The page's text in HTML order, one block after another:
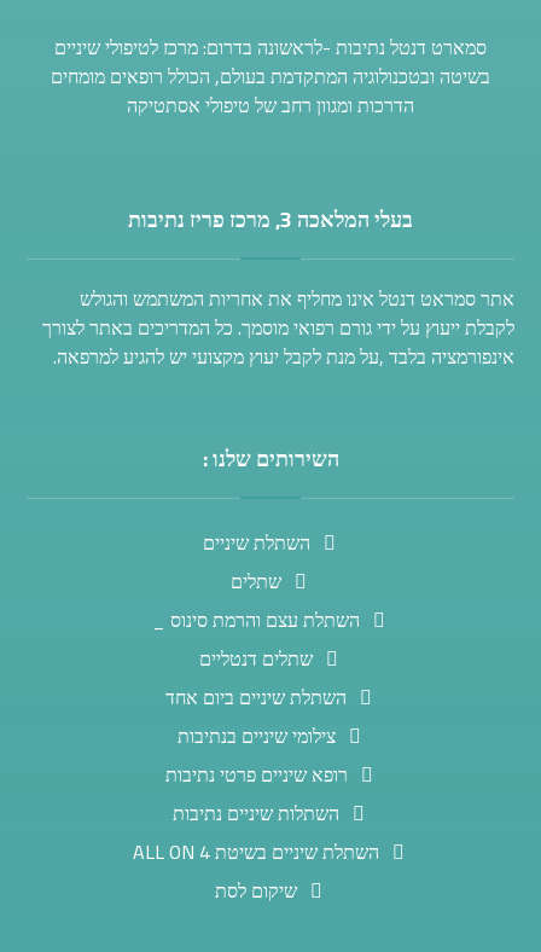
סמארט דנטל נתיבות -לראשונה בדרום: מרכז לטיפולי שיניים
בשיטה ובטכנולוגיה המתקדמת בעולם, הכולל רופאים מומחים
הדרכות ומגוון רחב של טיפולי אסתטיקה
בעלי המלאכה 3, מרכז פריז נתיבות
אתר סמראט דנטל אינו מחליף את אחריות המשתמש והגולש
לקבלת ייעוץ על ידי גורם רפואי מוסמך. כל המדריכים באתר לצורך
אינפורמציה בלבד ,על מנת לקבל יעוץ מקצועי יש להגיע למרפאה.
השירותים שלנו :
השתלת שיניים
שתלים
השתלת עצם והרמת סינוס _
שתלים דנטליים
השתלת שיניים ביום אחד
צילומי שיניים בנתיבות
רופא שיניים פרטי נתיבות
השתלות שיניים נתיבות
השתלת שיניים בשיטת ALL ON 4
שיקום לסת